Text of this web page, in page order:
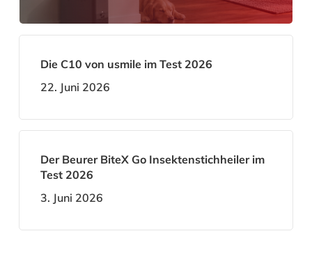
Die C10 von usmile im Test 2026
22. Juni 2026
Der Beurer BiteX Go Insektenstichheiler im
Test 2026
3. Juni 2026